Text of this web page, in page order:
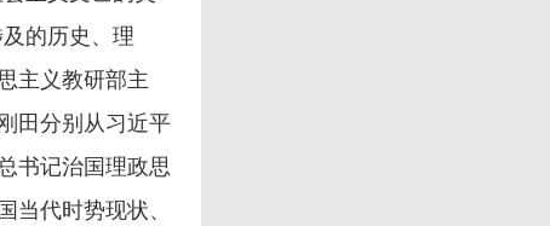
的历史、理
主义教研部主
田分别从习近平
书记治国理政思
当代时势现状、